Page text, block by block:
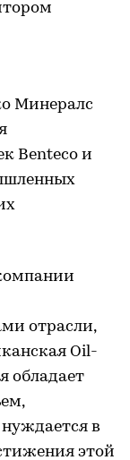
Минералс
Benteco и
отрасли,
Oil-
обладает
в
этой